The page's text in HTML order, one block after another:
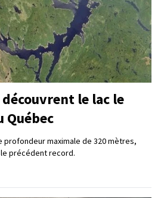
le lac le
Québec
profondeur maximale de 320 mètres,
précédent record.